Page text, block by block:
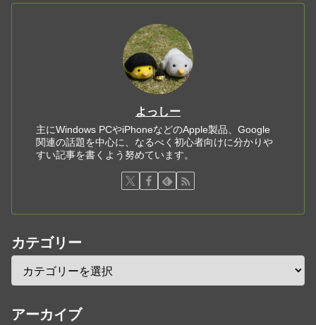
よっしー
主にWindows PCやiPhoneなどのApple製品、Google
関連の話題を中心に、なるべく初心者向けに分かりや
すい記事を書くよう努めています。
カテゴリー
アーカイブ